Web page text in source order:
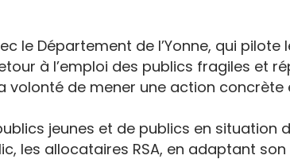
le Département de l’Yonne, qui pilote
à l’emploi des publics fragiles et
volonté de mener une action
jeunes et de publics en situation
les allocataires RSA, en adaptant